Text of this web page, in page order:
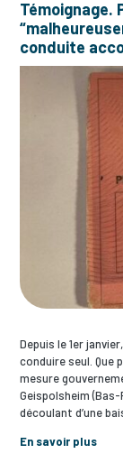
Témoignage.
conduite
Depuis le 1er
conduire seul.
mesure
Geispolsheim
découlant d’une
En savoir plus